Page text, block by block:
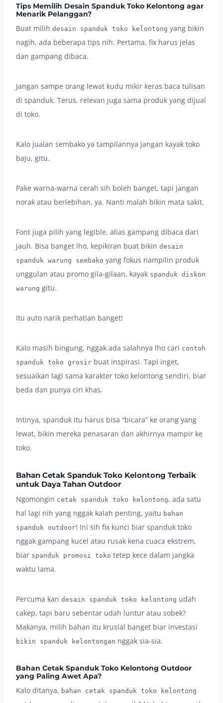
Tips Memilih Desain Spanduk Toko Kelontong agar
Menarik Pelanggan?
Buat milih desain spanduk toko kelontong yang bikin
nagih, ada beberapa tips nih. Pertama, fix harus jelas
dan gampang dibaca.
Jangan sampe orang lewat kudu mikir keras baca tulisan
di spanduk. Terus, relevan juga sama produk yang dijual
di toko.
Kalo jualan sembako ya tampilannya jangan kayak toko
baju, gitu.
Pake warna-warna cerah sih boleh banget, tapi jangan
norak atau berlebihan, ya. Nanti malah bikin mata sakit.
Font juga pilih yang legible, alias gampang dibaca dari
jauh. Bisa banget lho, kepikiran buat bikin desain
spanduk warung sembako yang fokus nampilin produk
unggulan atau promo gila-gilaan, kayak spanduk diskon
warung gitu.
Itu auto narik perhatian banget!
Kalo masih bingung, nggak ada salahnya lho cari contoh
spanduk toko grosir buat inspirasi. Tapi inget,
sesuaikan lagi sama karakter toko kelontong sendiri, biar
beda dan punya ciri khas.
Intinya, spanduk itu harus bisa “bicara” ke orang yang
lewat, bikin mereka penasaran dan akhirnya mampir ke
toko.
Bahan Cetak Spanduk Toko Kelontong Terbaik
untuk Daya Tahan Outdoor
Ngomongin cetak spanduk toko kelontong, ada satu
hal lagi nih yang nggak kalah penting, yaitu bahan
spanduk outdoor! Ini sih fix kunci biar spanduk toko
nggak gampang kucel atau rusak kena cuaca ekstrem,
biar spanduk promosi toko tetep kece dalam jangka
waktu lama.
Percuma kan desain spanduk toko kelontong udah
cakep, tapi baru sebentar udah luntur atau sobek?
Makanya, milih bahan itu krusial banget biar investasi
bikin spanduk kelontongan nggak sia-sia.
Bahan Cetak Spanduk Toko Kelontong Outdoor
yang Paling Awet Apa?
Kalo ditanya, bahan cetak spanduk toko kelontong